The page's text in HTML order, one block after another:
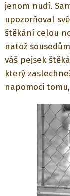
jenom nudí.
upozorňoval
štěkání celou
natož
váš pejsek
který
napomoci